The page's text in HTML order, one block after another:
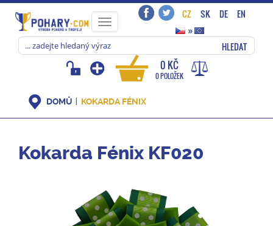
Toggle
navigation
CZ SK DE
EN
»
HLEDAT
0 KČ
0 POLOŽEK
DOMŮ KOKARDA FÉNIX
Kokarda Fénix KF020